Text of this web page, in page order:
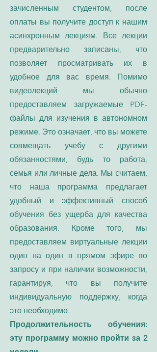
зачисленным студентом, после
оплаты вы получите доступ к нашим
асинхронным лекциям. Все лекции
предварительно записаны, что
позволяет просматривать их в
удобное для вас время. Помимо
видеолекций мы обычно
предоставляем загружаемые PDF-
файлы для изучения в автономном
режиме. Это означает, что вы можете
совмещать учебу с другими
обязанностями, будь то работа,
семья или личные дела. Мы считаем,
что наша программа предлагает
удобный и эффективный способ
обучения без ущерба для качества
образования. Кроме того, мы
предоставляем виртуальные лекции
один на один в прямом эфире по
запросу и при наличии возможности,
гарантируя, что вы получите
индивидуальную поддержку, когда
это необходимо.
Продолжительность обучения:
эту программу можно пройти за 2